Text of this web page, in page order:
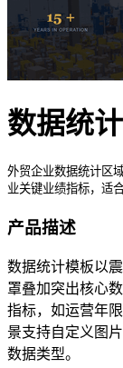
数据统
外贸企业数据统计区
业关键业绩指标，适
产品描述
数据统计模板以
罩叠加突出核心
指标，如运营年
景支持自定义图
数据类型。